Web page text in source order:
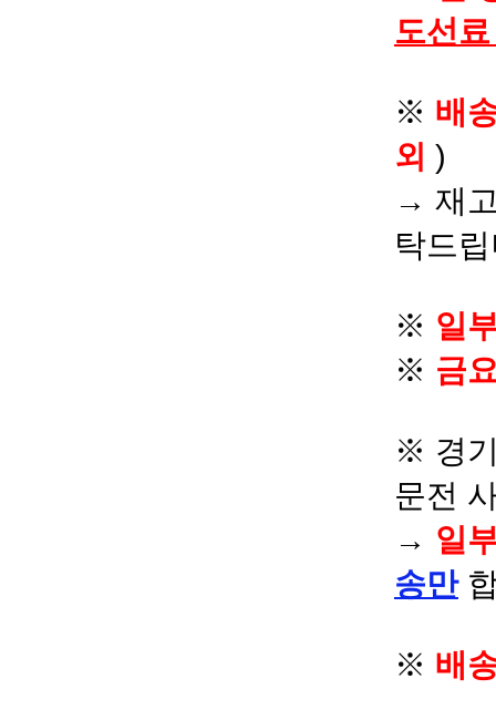
도선
※ 배
외 )
→ 재
탁드
※ 일
※ 금
※ 경
문전
→ 일
송만
※ 배